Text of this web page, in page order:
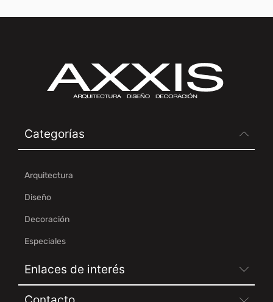
Categorías
Arquitectura
Diseño
Decoración
Especiales
Enlaces de interés